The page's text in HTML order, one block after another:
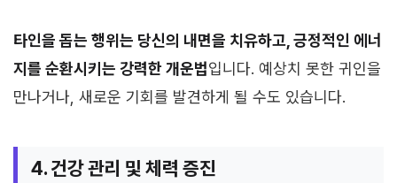
타인을 돕는 행위는 당신의 내면을 치유하고, 긍정적인 에너
지를 순환시키는 강력한 개운법입니다. 예상치 못한 귀인을
만나거나, 새로운 기회를 발견하게 될 수도 있습니다.
4. 건강 관리 및 체력 증진